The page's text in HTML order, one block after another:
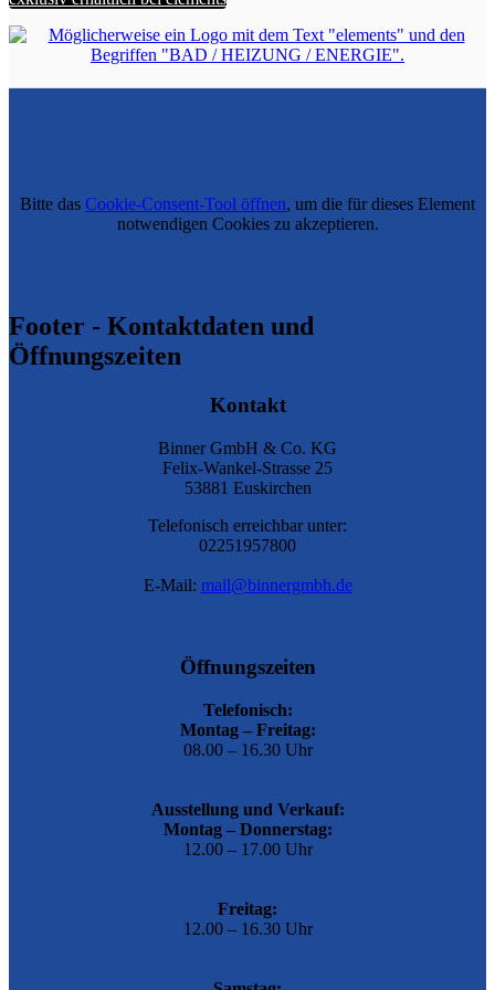
Bitte das Cookie-Consent-Tool öffnen, um die für dieses Element
notwendigen Cookies zu akzeptieren.
Footer - Kontaktdaten und
Öffnungszeiten
Kontakt
Binner GmbH & Co. KG
Felix-Wankel-Strasse 25
53881 Euskirchen
Telefonisch erreichbar unter:
02251957800
E-Mail: mail@binnergmbh.de
Öffnungszeiten
Telefonisch:
Montag – Freitag:
08.00 – 16.30 Uhr
Ausstellung und Verkauf:
Montag – Donnerstag:
12.00 – 17.00 Uhr
Freitag:
12.00 – 16.30 Uhr